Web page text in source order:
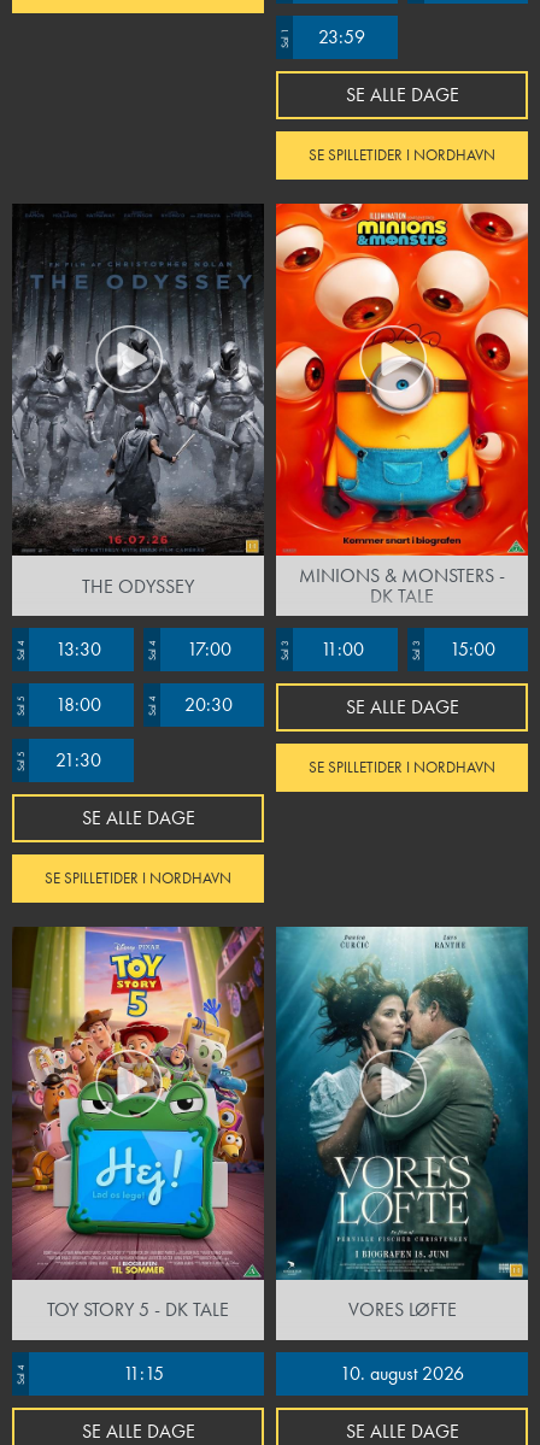
Sal 1 23:59
SE ALLE DAGE
SE SPILLETIDER I NORDHAVN
THE ODYSSEY
Sal 4 13:30 Sal 4 17:00
Sal 5 18:00 Sal 4 20:30
Sal 5 21:30
SE ALLE DAGE
SE SPILLETIDER I NORDHAVN
MINIONS & MONSTERS -
DK TALE
Sal 3 11:00 Sal 3 15:00
SE ALLE DAGE
SE SPILLETIDER I NORDHAVN
TOY STORY 5 - DK TALE
Sal 4 11:15
SE ALLE DAGE
VORES LØFTE
10. august 2026
SE ALLE DAGE